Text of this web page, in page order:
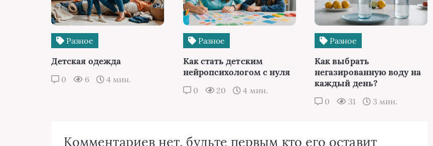
Разное
Детская одежда
0 6 4 мин.
Разное
Как стать детским
нейропсихологом с нуля
0 20 4 мин.
Разное
Как выбрать
негазированную воду на
каждый день?
0 31 3 мин.
Комментариев нет, будьте первым кто его оставит